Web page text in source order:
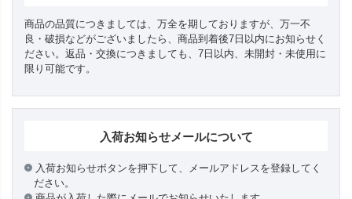
商品の品質につきましては、万全を期しておりますが、万一不
良・破損などがございましたら、商品到着後7日以内にお知らせく
ださい。返品・交換につきましても、7日以内、未開封・未使用に
限り可能です。
入荷お知らせメールについて
入荷お知らせボタンを押下して、メールアドレスを登録してく
ださい。